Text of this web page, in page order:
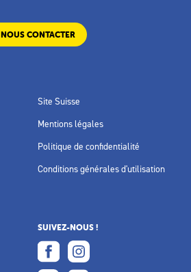
NOUS CONTACTER
Site Suisse
Mentions légales
Politique de confidentialité
Conditions générales d'utilisation
SUIVEZ-NOUS !